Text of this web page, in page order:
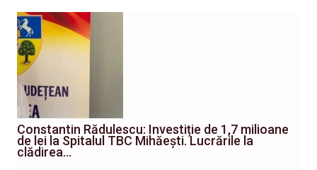
Constantin Rădulescu: Investiție de 1,7 milioane
de lei la Spitalul TBC Mihăești. Lucrările la
clădirea…